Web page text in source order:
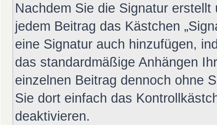
Nachdem Sie die Signatur
jedem Beitrag das Kästchen
eine Signatur auch hinzufügen,
das standardmäßige Anhängen
einzelnen Beitrag dennoch ohne
Sie dort einfach das
deaktivieren.